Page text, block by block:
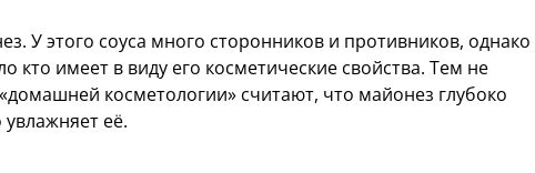
У этого соуса много сторонников и противников, однако
кто имеет в виду его косметические свойства. Тем не
косметологии» считают, что майонез глубоко
её.